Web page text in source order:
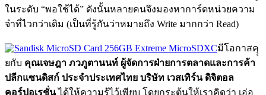
ในระดับ “พอใช้ได้” ดังนั้นหลายคนจึงมองหาการ์ดหน่วยความ
จำที่ไวกว่าเดิม (เป็นที่รู้กันว่าหมายถึง Write มากกว่า Read)
มีโอกาสคุุ
ยกับ คุณเจษฎา ภวภูตานนท์ ผู้จัดการฝ่ายการตลาดและการค้า
ปลีกแซนดิสก์ ประจำประเทศไทย บริษัท เวสเทิร์น ดิจิตอล
คอร์ปอเรชั่นได้ให้ความรู้ไว้เพียบ โดยกระตุ้นให้เราคิดว่า เอ่อ